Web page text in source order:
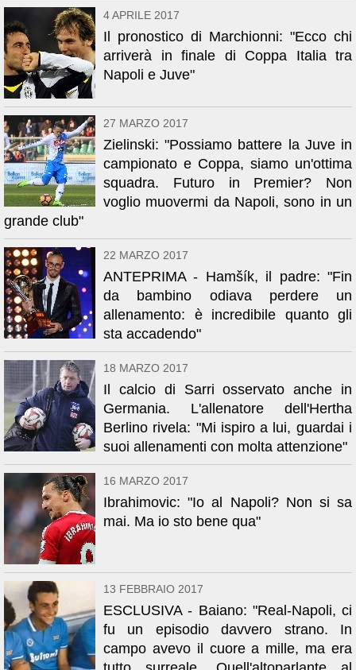
4 APRILE 2017
Il pronostico di Marchionni: "Ecco chi
arriverà in finale di Coppa Italia tra
Napoli e Juve"
27 MARZO 2017
Zielinski: "Possiamo battere la Juve in
campionato e Coppa, siamo un'ottima
squadra. Futuro in Premier? Non
voglio muovermi da Napoli, sono in un
grande club"
22 MARZO 2017
ANTEPRIMA - Hamšík, il padre: "Fin
da bambino odiava perdere un
allenamento: è incredibile quanto gli
sta accadendo"
18 MARZO 2017
Il calcio di Sarri osservato anche in
Germania. L'allenatore dell'Hertha
Berlino rivela: "Mi ispiro a lui, guardai i
suoi allenamenti con molta attenzione"
16 MARZO 2017
Ibrahimovic: "Io al Napoli? Non si sa
mai. Ma io sto bene qua"
13 FEBBRAIO 2017
ESCLUSIVA - Baiano: "Real-Napoli, ci
fu un episodio davvero strano. In
campo avevo il cuore a mille, ma era